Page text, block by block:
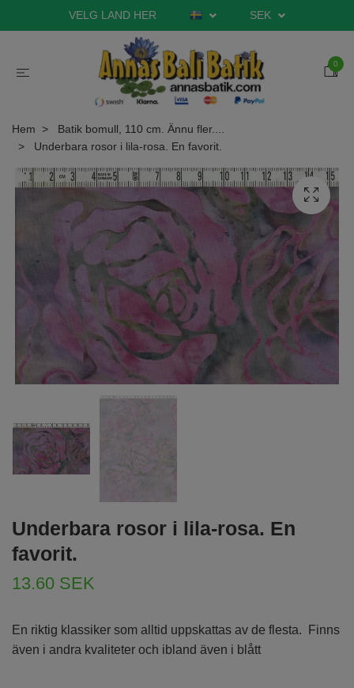
VELG LAND HER SEK
0
Hem
Batik bomull, 110 cm. Ännu fler....
Underbara rosor i lila-rosa. En favorit.
Underbara rosor i lila-rosa. En
favorit.
13.60 SEK
En riktig klassiker som alltid uppskattas av de flesta. Finns
även i andra kvaliteter och ibland även i blått